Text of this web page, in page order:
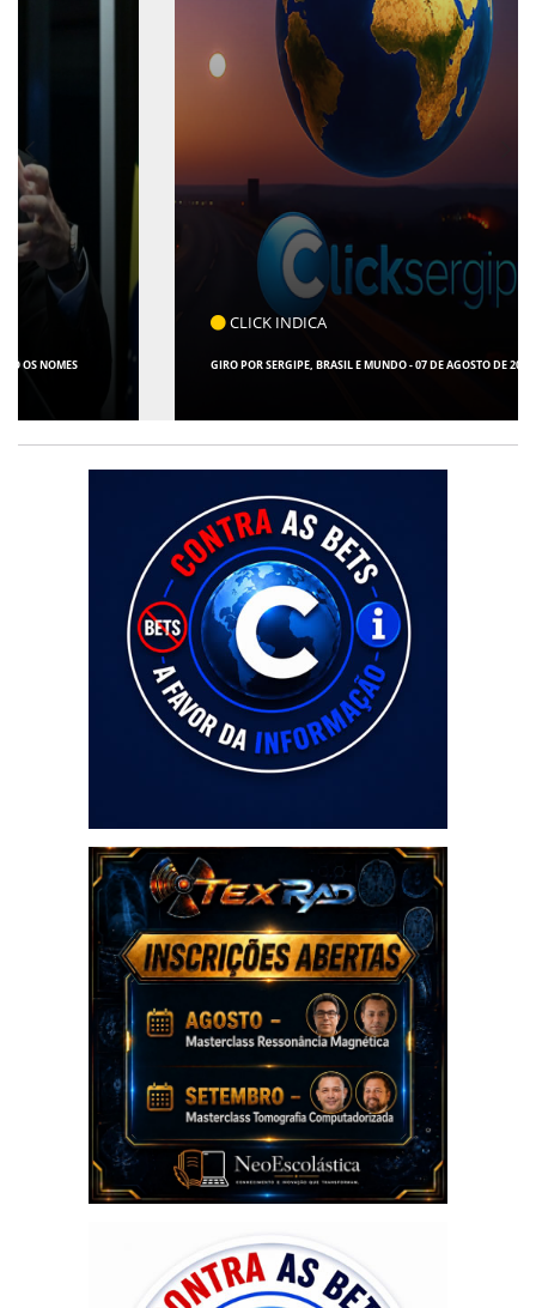
CLICK INDICA
GIRO POR SERGIPE, BRASIL E MUNDO - 07 DE AGOSTO DE 2026